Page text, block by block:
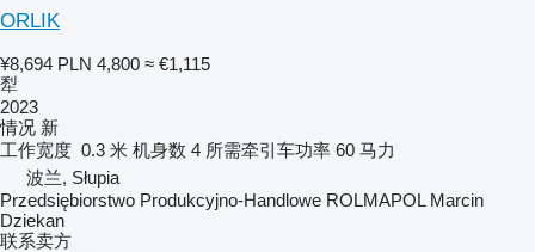
ORLIK
¥8,694 PLN 4,800 ≈ €1,115
犁
2023
情况 新
工作宽度 0.3 米 机身数 4 所需牵引车功率 60 马力
波兰, Słupia
Przedsiębiorstwo Produkcyjno-Handlowe ROLMAPOL Marcin
Dziekan
联系卖方